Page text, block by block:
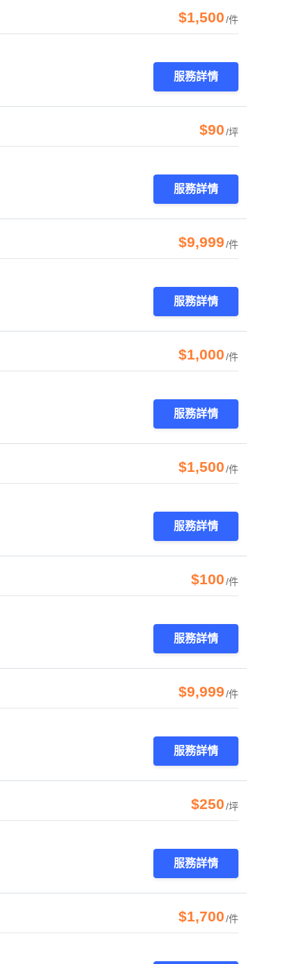
$1,500/件
服務詳情
$90/坪
服務詳情
$9,999/件
服務詳情
$1,000/件
服務詳情
$1,500/件
服務詳情
$100/件
服務詳情
$9,999/件
服務詳情
$250/坪
服務詳情
$1,700/件